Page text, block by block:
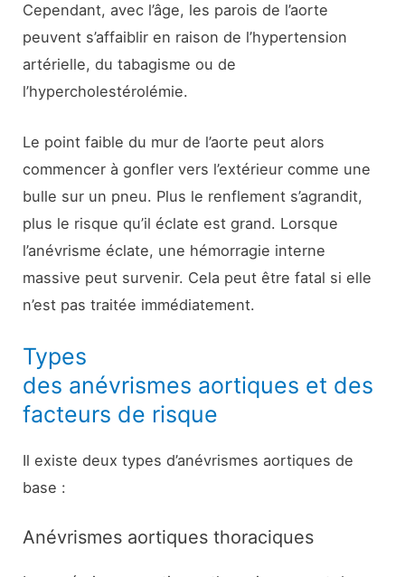
Cependant, avec l’âge, les parois de l’aorte
peuvent s’affaiblir en raison de l’hypertension
artérielle, du tabagisme ou de
l’hypercholestérolémie.
Le point faible du mur de l’aorte peut alors
commencer à gonfler vers l’extérieur comme une
bulle sur un pneu. Plus le renflement s’agrandit,
plus le risque qu’il éclate est grand. Lorsque
l’anévrisme éclate, une hémorragie interne
massive peut survenir. Cela peut être fatal si elle
n’est pas traitée immédiatement.
Types
des anévrismes aortiques et des
facteurs de risque
Il existe deux types d’anévrismes aortiques de
base :
Anévrismes aortiques thoraciques